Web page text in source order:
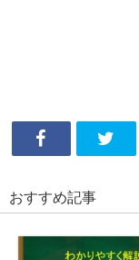
おすすめ記事